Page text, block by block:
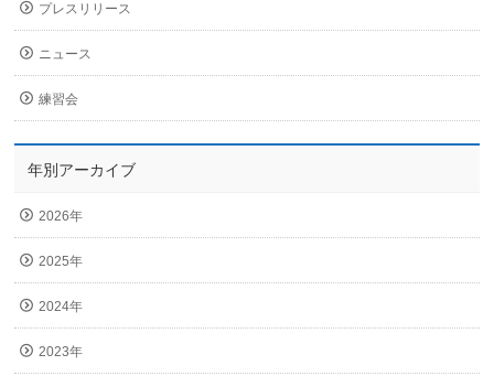
プレスリリース
ニュース
練習会
年別アーカイブ
2026年
2025年
2024年
2023年